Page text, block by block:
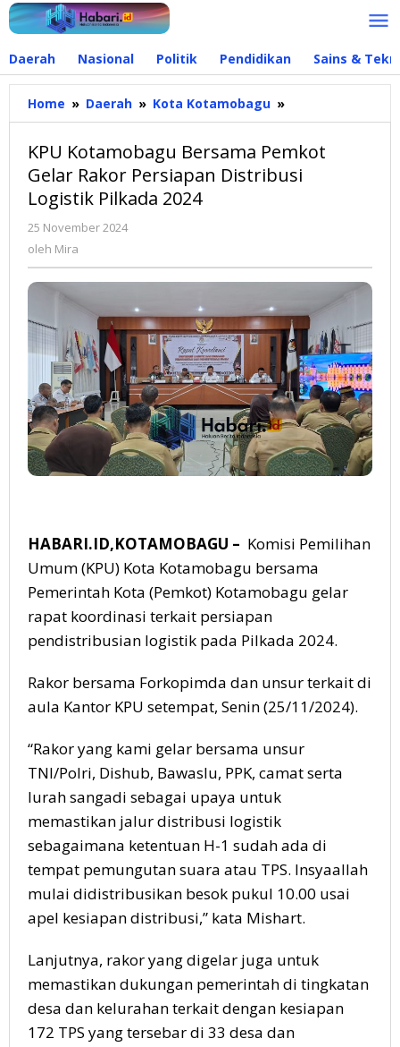
Lewati
ke
Daerah Nasional Politik Pendidikan Sains &
Home » Daerah » Kota Kotamobagu »
Kotamobagu
Bersama
Pemkot
Gelar
Pilkada
KPU Kotamobagu Bersama Pemkot
Gelar Rakor Persiapan Distribusi
Logistik Pilkada 2024
25 November 2024
oleh Mira
HABARI.ID,KOTAMOBAGU – Komisi Pemilihan
Umum (KPU) Kota Kotamobagu bersama
Pemerintah Kota (Pemkot) Kotamobagu gelar
rapat koordinasi terkait persiapan
pendistribusian logistik pada Pilkada 2024.
Rakor bersama Forkopimda dan unsur terkait di
aula Kantor KPU setempat, Senin (25/11/2024).
“Rakor yang kami gelar bersama unsur
TNI/Polri, Dishub, Bawaslu, PPK, camat serta
lurah sangadi sebagai upaya untuk
memastikan jalur distribusi logistik
sebagaimana ketentuan H-1 sudah ada di
tempat pemungutan suara atau TPS. Insyaallah
mulai didistribusikan besok pukul 10.00 usai
apel kesiapan distribusi,” kata Mishart.
Lanjutnya, rakor yang digelar juga untuk
memastikan dukungan pemerintah di tingkatan
desa dan kelurahan terkait dengan kesiapan
172 TPS yang tersebar di 33 desa dan